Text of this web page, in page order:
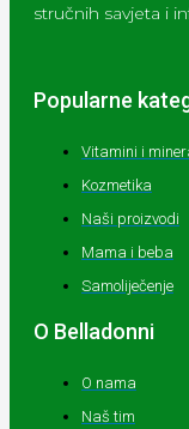
stručnih savjeta i
Popularne
Vitamini i
Kozmetika
Naši proizvodi
Mama i beba
Samoliječenje
O Belladonni
O nama
Naš tim